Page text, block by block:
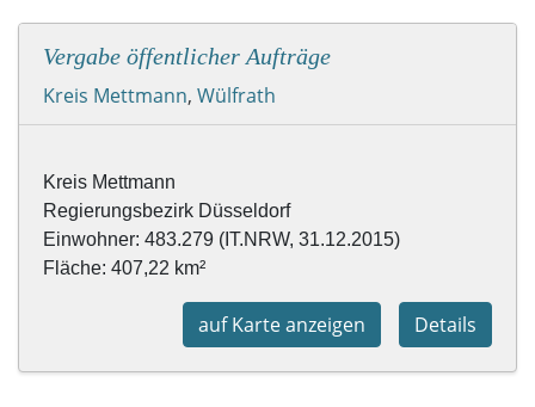
Vergabe öffentlicher Aufträge
Kreis Mettmann, Wülfrath
Fläche: 407,22 km²
Details
auf Karte anzeigen